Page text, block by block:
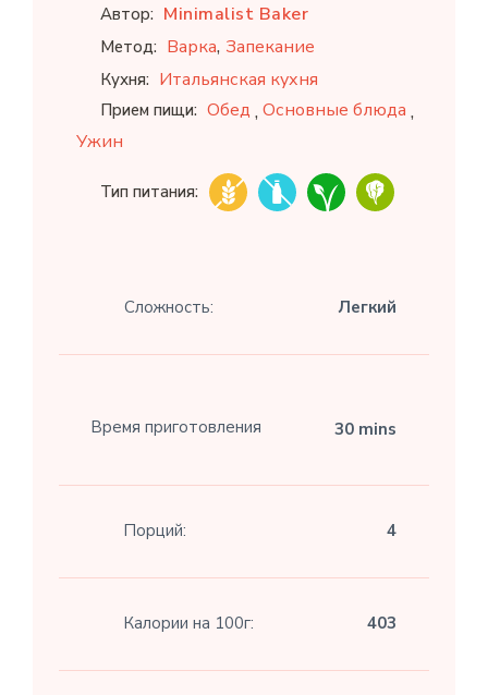
Автор: Minimalist Baker
Метод: Варка, Запекание
Кухня: Итальянская кухня
Прием пищи: Обед ,Основные блюда ,
Ужин
Тип питания:
Сложность: Легкий
Время приготовления 30 mins
Порций: 4
Калории на 100г: 403